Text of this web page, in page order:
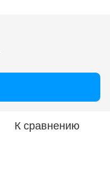
К сравнению